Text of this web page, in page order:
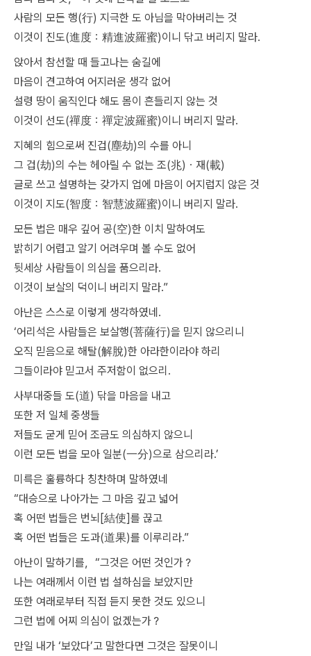
사람의 모든 행(行) 지극한 도 아님을 막아버리는 것
이것이 진도(進度：精進波羅蜜)이니 닦고 버리지 말라.
앉아서 참선할 때 들고나는 숨길에
마음이 견고하여 어지러운 생각 없어
설령 땅이 움직인다 해도 몸이 흔들리지 않는 것
이것이 선도(禪度：禪定波羅蜜)이니 버리지 말라.
지혜의 힘으로써 진겁(塵劫)의 수를 아니
그 겁(劫)의 수는 헤아릴 수 없는 조(兆)ㆍ재(載)
글로 쓰고 설명하는 갖가지 업에 마음이 어지럽지 않은 것
이것이 지도(智度：智慧波羅蜜)이니 버리지 말라.
모든 법은 매우 깊어 공(空)한 이치 말하여도
밝히기 어렵고 알기 어려우며 볼 수도 없어
뒷세상 사람들이 의심을 품으리라.
이것이 보살의 덕이니 버리지 말라.”
아난은 스스로 이렇게 생각하였네.
‘어리석은 사람들은 보살행(菩薩行)을 믿지 않으리니
오직 믿음으로 해탈(解脫)한 아라한이라야 하리
그들이라야 믿고서 주저함이 없으리.
사부대중들 도(道) 닦을 마음을 내고
또한 저 일체 중생들
저들도 굳게 믿어 조금도 의심하지 않으니
이런 모든 법을 모아 일분(一分)으로 삼으리라.’
미륵은 훌륭하다 칭찬하며 말하였네
“대승으로 나아가는 그 마음 깊고 넓어
혹 어떤 법들은 번뇌[結使]를 끊고
혹 어떤 법들은 도과(道果)를 이루리라.”
아난이 말하기를，“그것은 어떤 것인가？
나는 여래께서 이런 법 설하심을 보았지만
또한 여래로부터 직접 듣지 못한 것도 있으니
그런 법에 어찌 의심이 없겠는가？
만일 내가 ‘보았다’고 말한다면 그것은 잘못이니